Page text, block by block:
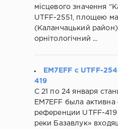
місцевого значення
UTFF-2551, площею
(Каланчацький
орнітологічний ...
EM7EFF c UTFF-
419
C 21 по 24 января
EM7EFF была активна
референции UTFF-
реки Базавлук»